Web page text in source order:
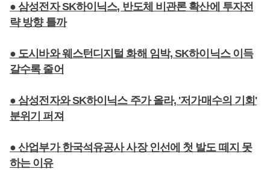
● 삼성전자 SK하이닉스, 반도체 비관론 확산에 투자전
략 방향 틀까
● 도시바와 웨스턴디지털 화해 임박, SK하이닉스 이득
갈수록 줄어
● 삼성전자와 SK하이닉스 주가 올라, '저가매수의 기회'
분위기 퍼져
● 산업부가 한국석유공사 사장 인선에 첫 발도 떼지 못
하는 이유